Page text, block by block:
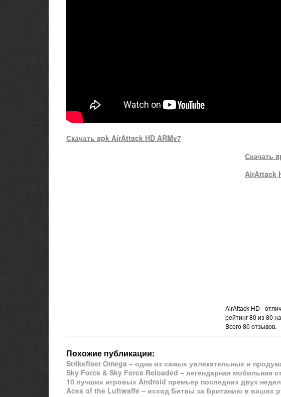
Скачать apk AirAttack HD ARMv7
Скачать
AirAttack
AirAttack HD -
рейтинг80 из 80
Всего80 отзывов.
Похожие публикации:
Strikefleet Omega – одна из самых увлекательных и
Sky Force & Sky Force Reloaded – легендарная мобильная
10 лучших игровых Android премьер последних двух
Aces of the Luftwaffe – исход Битвы за Британию в ваших